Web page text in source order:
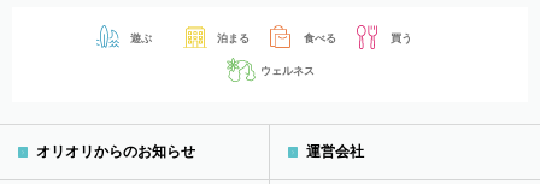
遊ぶ 泊まる 食べる 買う
ウェルネス
オリオリからのお知らせ 運営会社